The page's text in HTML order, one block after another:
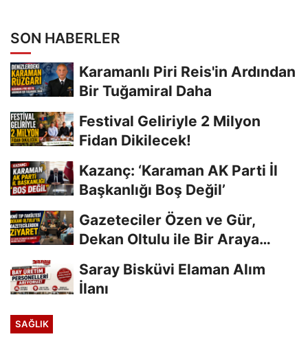
SON HABERLER
Karamanlı Piri Reis'in Ardından
Bir Tuğamiral Daha
Festival Geliriyle 2 Milyon
Fidan Dikilecek!
Kazanç: ‘Karaman AK Parti İl
Başkanlığı Boş Değil’
Gazeteciler Özen ve Gür,
Dekan Oltulu ile Bir Araya
Saray Bisküvi Elaman Alım
İlanı
SAĞLIK